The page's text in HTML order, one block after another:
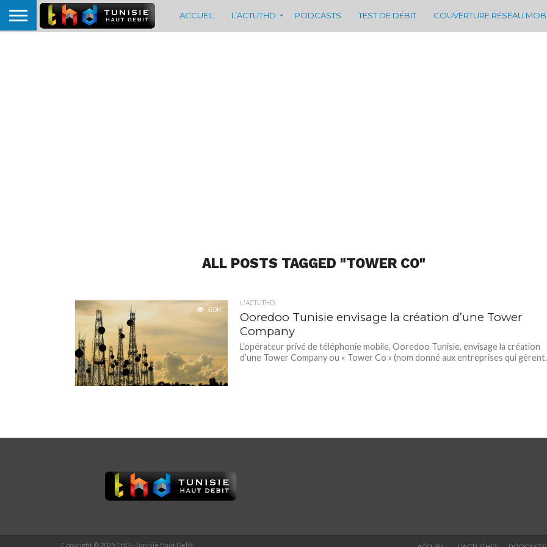
ACCUEIL L’ACTUTHD PODCASTS TEST DE DÉBIT COUVERTURE RÉSEAU
ALL POSTS TAGGED "TOWER CO"
6.0K
L'ACTUTHD
Ooredoo Tunisie envisage la création d’une Tower
Company
L’opérateur privé de téléphonie mobile, Ooredoo Tunisie, envisage la création
d’une Tower Company ou « Tower Co » (nom donné aux entreprises qui
Copyright © 2025 THD - Tunisie Haut Debit.